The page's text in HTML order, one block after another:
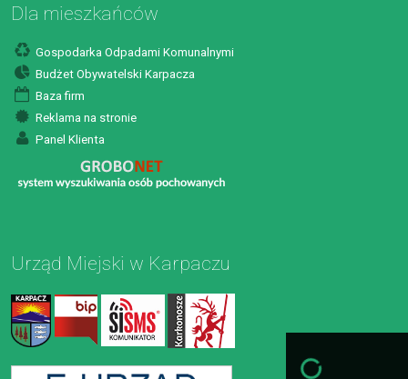
Dla mieszkańców
Gospodarka Odpadami Komunalnymi
Budżet Obywatelski Karpacza
Baza firm
Reklama na stronie
Panel Klienta
Urząd Miejski w Karpaczu